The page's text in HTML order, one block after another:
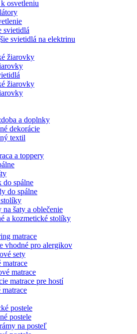
osvetleniu
svietidlá
svietidlá na elektrinu
žiarovky
žiarovky
a doplnky
dekorácie
textil
a toppery
do spálne
do spálne
na šaty a oblečenie
a kozmetické stolíky
matrace
vhodné pro alergikov
sety
matrace
matrace
matrace pre hostí
postele
postele
na posteľ